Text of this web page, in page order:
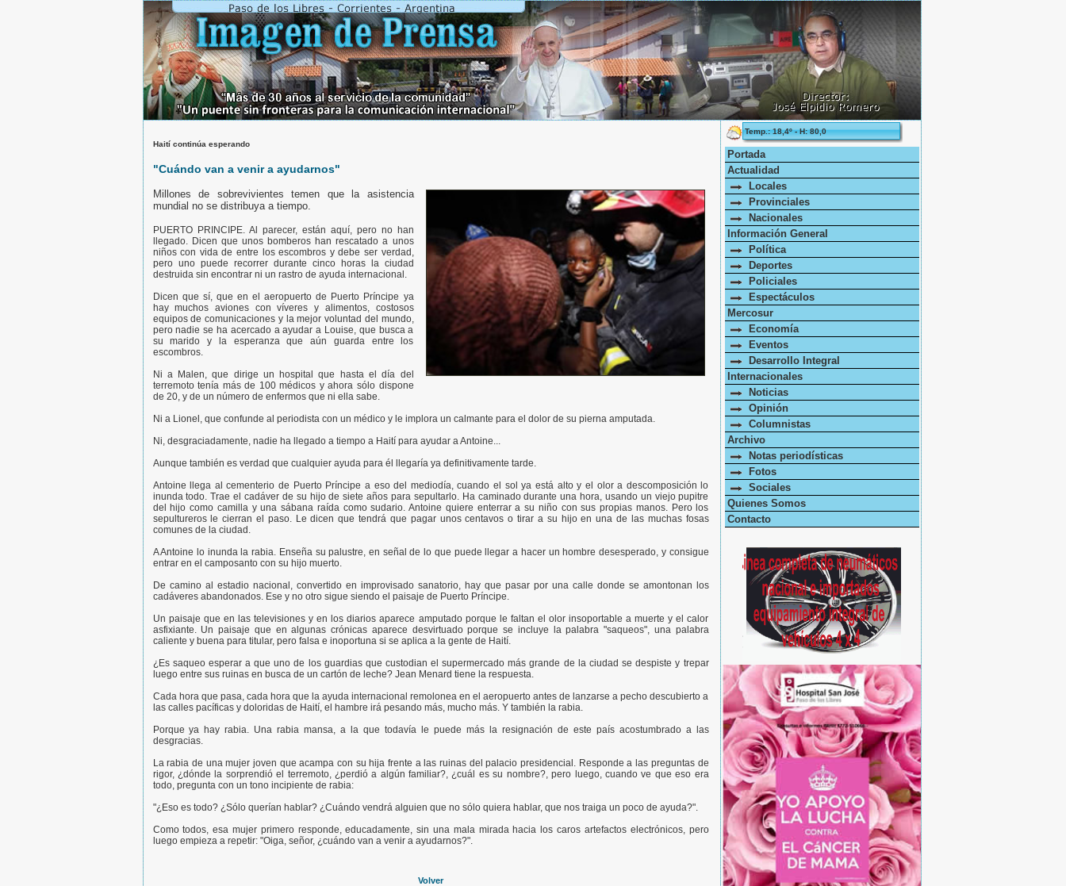
Haití continúa esperando
"Cuándo van a venir a ayudarnos"
Millones de sobrevivientes temen que la asistencia
mundial no se distribuya a tiempo.
PUERTO PRINCIPE. Al parecer, están aquí, pero no han
llegado. Dicen que unos bomberos han rescatado a unos
niños con vida de entre los escombros y debe ser verdad,
pero uno puede recorrer durante cinco horas la ciudad
destruida sin encontrar ni un rastro de ayuda internacional.
Dicen que sí, que en el aeropuerto de Puerto Príncipe ya
hay muchos aviones con víveres y alimentos, costosos
equipos de comunicaciones y la mejor voluntad del mundo,
pero nadie se ha acercado a ayudar a Louise, que busca a
su marido y la esperanza que aún guarda entre los
escombros.
Ni a Malen, que dirige un hospital que hasta el día del
terremoto tenía más de 100 médicos y ahora sólo dispone
de 20, y de un número de enfermos que ni ella sabe.
Ni a Lionel, que confunde al periodista con un médico y le implora un calmante para el dolor de su pierna amputada.
Ni, desgraciadamente, nadie ha llegado a tiempo a Haití para ayudar a Antoine...
Aunque también es verdad que cualquier ayuda para él llegaría ya definitivamente tarde.
Antoine llega al cementerio de Puerto Príncipe a eso del mediodía, cuando el sol ya está alto y el olor a descomposición lo
inunda todo. Trae el cadáver de su hijo de siete años para sepultarlo. Ha caminado durante una hora, usando un viejo pupitre
del hijo como camilla y una sábana raída como sudario. Antoine quiere enterrar a su niño con sus propias manos. Pero los
sepultureros le cierran el paso. Le dicen que tendrá que pagar unos centavos o tirar a su hijo en una de las muchas fosas
comunes de la ciudad.
A Antoine lo inunda la rabia. Enseña su palustre, en señal de lo que puede llegar a hacer un hombre desesperado, y consigue
entrar en el camposanto con su hijo muerto.
De camino al estadio nacional, convertido en improvisado sanatorio, hay que pasar por una calle donde se amontonan los
cadáveres abandonados. Ese y no otro sigue siendo el paisaje de Puerto Príncipe.
Un paisaje que en las televisiones y en los diarios aparece amputado porque le faltan el olor insoportable a muerte y el calor
asfixiante. Un paisaje que en algunas crónicas aparece desvirtuado porque se incluye la palabra "saqueos", una palabra
caliente y buena para titular, pero falsa e inoportuna si se aplica a la gente de Haití.
¿Es saqueo esperar a que uno de los guardias que custodian el supermercado más grande de la ciudad se despiste y trepar
luego entre sus ruinas en busca de un cartón de leche? Jean Menard tiene la respuesta.
Cada hora que pasa, cada hora que la ayuda internacional remolonea en el aeropuerto antes de lanzarse a pecho descubierto a
las calles pacíficas y doloridas de Haití, el hambre irá pesando más, mucho más. Y también la rabia.
Porque ya hay rabia. Una rabia mansa, a la que todavía le puede más la resignación de este país acostumbrado a las
desgracias.
La rabia de una mujer joven que acampa con su hija frente a las ruinas del palacio presidencial. Responde a las preguntas de
rigor, ¿dónde la sorprendió el terremoto, ¿perdió a algún familiar?, ¿cuál es su nombre?, pero luego, cuando ve que eso era
todo, pregunta con un tono incipiente de rabia:
"¿Eso es todo? ¿Sólo querían hablar? ¿Cuándo vendrá alguien que no sólo quiera hablar, que nos traiga un poco de ayuda?".
Como todos, esa mujer primero responde, educadamente, sin una mala mirada hacia los caros artefactos electrónicos, pero
luego empieza a repetir: "Oiga, señor, ¿cuándo van a venir a ayudarnos?".
Volver
Temp.: 18,4º - H: 80,0
Portada
Actualidad
Locales
Provinciales
Nacionales
Información General
Política
Deportes
Policiales
Espectáculos
Mercosur
Economía
Eventos
Desarrollo Integral
Internacionales
Noticias
Opinión
Columnistas
Archivo
Notas periodísticas
Fotos
Sociales
Quienes Somos
Contacto